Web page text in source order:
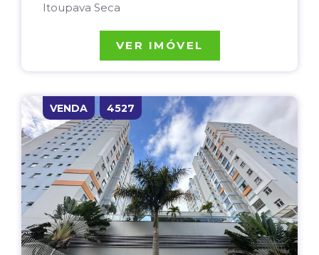
Itoupava Seca
VER IMÓVEL
VENDA 4527